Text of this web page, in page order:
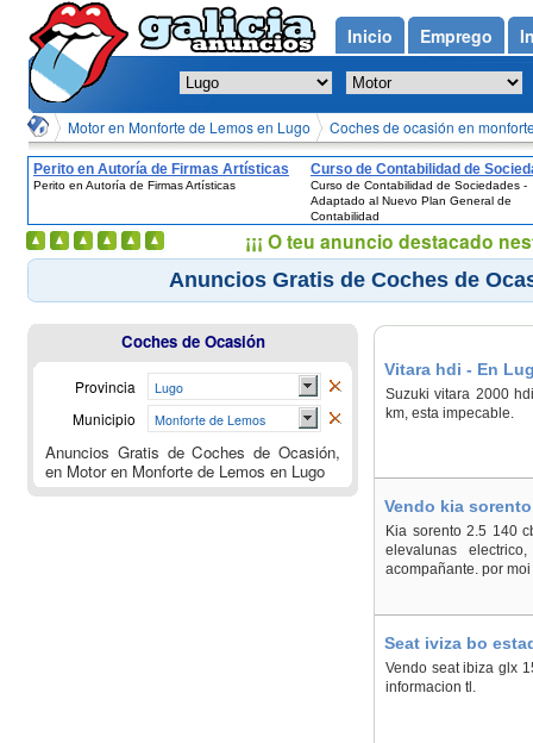
Motor en Monforte de Lemos en Lugo Coches de ocasión en
Perito en Autoría de Firmas Artísticas
Perito en Autoría de Firmas Artísticas
Curso de Contabilidad de
Adaptado al Nuevo Plan General
Contabilidad
Curso de Contabilidad de Sociedades -
Adaptado al Nuevo Plan General de
Contabilidad
Anuncios Gratis de Coches de
Vitara hdi - En
Suzuki vitara 2000
km, esta impecable.
Vendo kia
Kia sorento 2.5 140
elevalunas
acompañante. por
Seat iviza bo
Vendo seat ibiza glx
informacion tl.
Coches de Ocasión
Provincia Lugo
Municipio Monforte de Lemos
Anuncios Gratis de Coches de Ocasión,
en Motor en Monforte de Lemos en Lugo
Inicio Emprego
¡¡¡ O teu anuncio destacado